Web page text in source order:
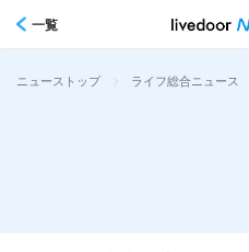
一覧
ニューストップ > ライフ総合ニュース